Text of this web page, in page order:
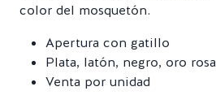
color del mosquetón.
Apertura con gatillo
Plata, latón, negro, oro rosa
Venta por unidad